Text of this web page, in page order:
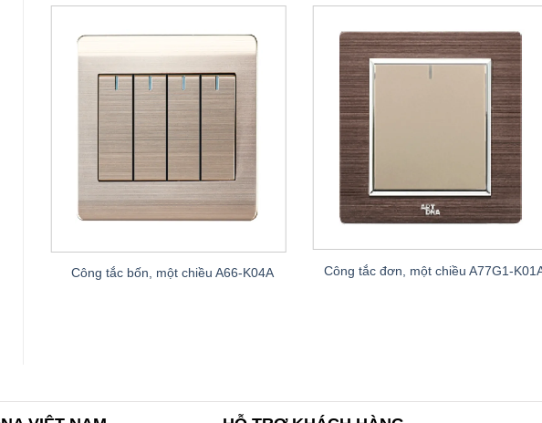
Công tắc bốn, một chiều A66-K04A Công tắc đơn, một chiều A77G1-